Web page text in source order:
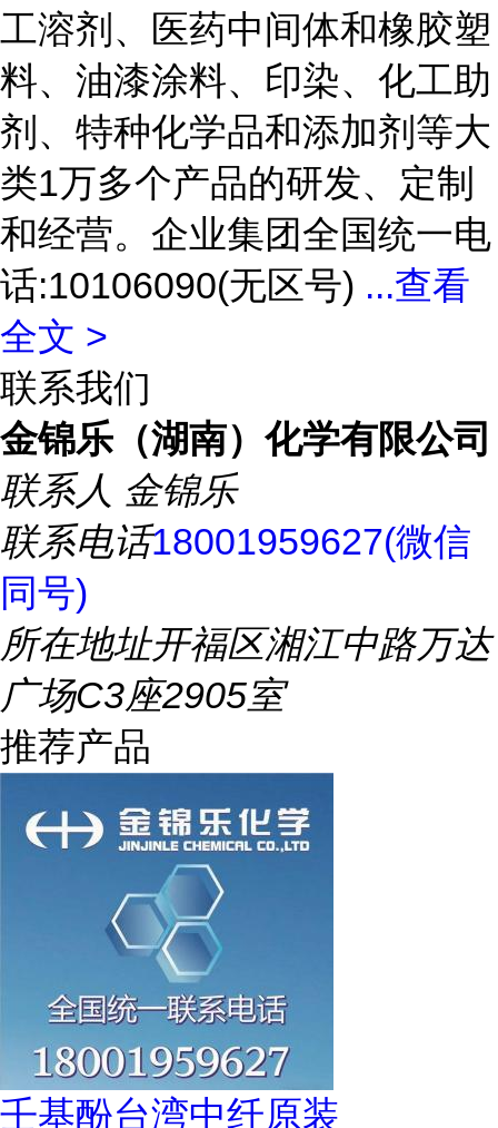
工溶剂、医药中间体和橡胶塑
料、油漆涂料、印染、化工助
剂、特种化学品和添加剂等大
类1万多个产品的研发、定制
和经营。企业集团全国统一电
话:10106090(无区号) ...查看
全文 >
联系我们
金锦乐（湖南）化学有限公司
联系人 金锦乐
联系电话18001959627(微信
同号)
所在地址开福区湘江中路万达
广场C3座2905室
推荐产品
壬基酚台湾中纤原装